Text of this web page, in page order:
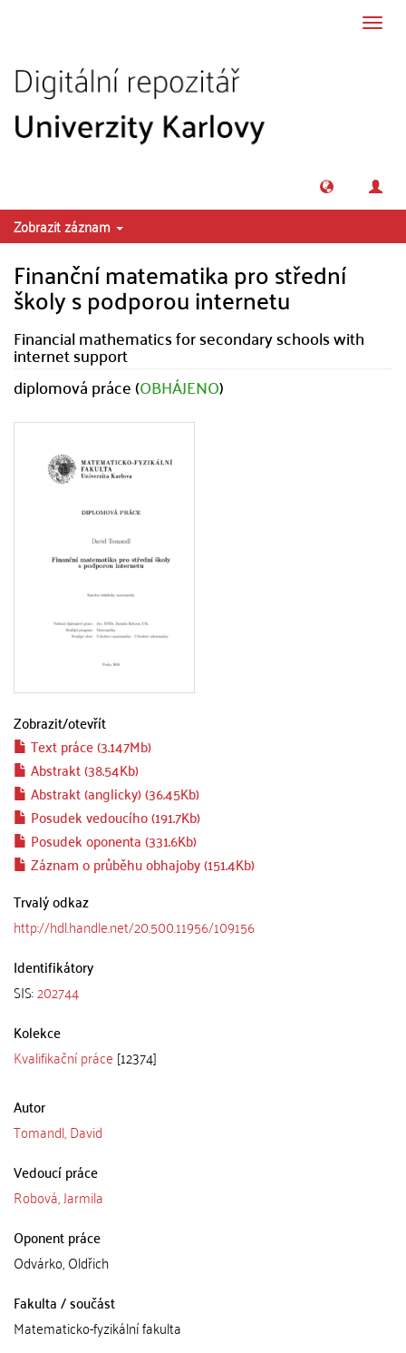
Zobrazit záznam
Finanční matematika pro střední
školy s podporou internetu
Financial mathematics for secondary schools with
internet support
diplomová práce (OBHÁJENO)
Zobrazit/otevřít
Text práce (3.147Mb)
Abstrakt (38.54Kb)
Abstrakt (anglicky) (36.45Kb)
Posudek vedoucího (191.7Kb)
Posudek oponenta (331.6Kb)
Záznam o průběhu obhajoby (151.4Kb)
Trvalý odkaz
http://hdl.handle.net/20.500.11956/109156
Identifikátory
SIS:202744
Kolekce
Kvalifikační práce [12374]
Autor
Tomandl, David
Vedoucí práce
Robová, Jarmila
Oponent práce
Odvárko, Oldřich
Fakulta / součást
Matematicko-fyzikální fakulta